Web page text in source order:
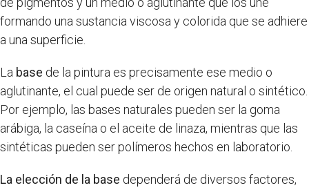
formando una sustancia viscosa y colorida que se adhiere
a una superficie.
La base de la pintura es precisamente ese medio o
aglutinante, el cual puede ser de origen natural o sintético.
Por ejemplo, las bases naturales pueden ser la goma
arábiga, la caseína o el aceite de linaza, mientras que las
sintéticas pueden ser polímeros hechos en laboratorio.
La elección de la base dependerá de diversos factores,